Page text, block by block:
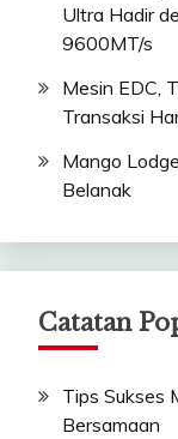
Ultra Hadir
9600MT/s
Mesin EDC,
Transaksi
Mango
Belanak
Catatan
Tips Sukses
Bersamaan